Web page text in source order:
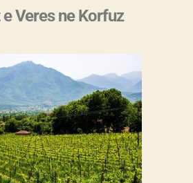
Veres ne Korfuz